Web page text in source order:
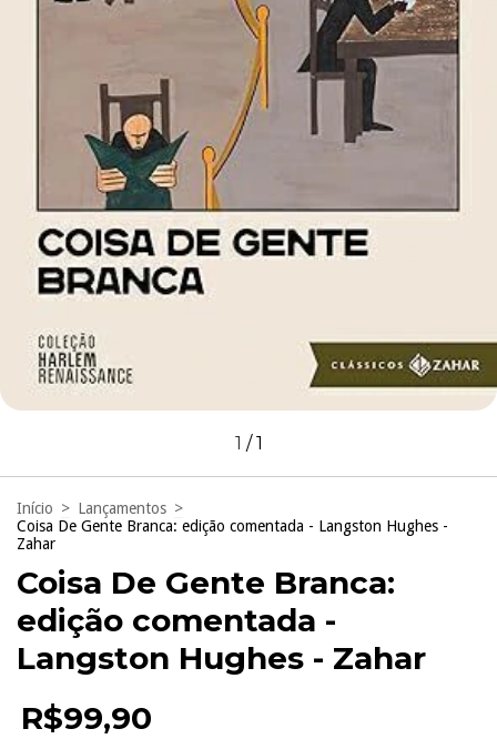
1 /1
Início > Lançamentos >
Coisa De Gente Branca: edição comentada - Langston Hughes -
Zahar
Coisa De Gente Branca:
edição comentada -
Langston Hughes - Zahar
R$99,90